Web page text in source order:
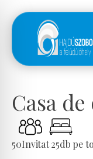
Casa
50Invitat25db pe